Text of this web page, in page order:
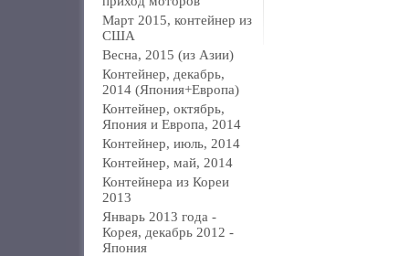
Март 2015, контейнер из
США
Весна, 2015 (из Азии)
Контейнер, декабрь,
2014 (Япония+Европа)
Контейнер, октябрь,
Япония и Европа, 2014
Контейнер, июль, 2014
Контейнер, май, 2014
Контейнера из Кореи
2013
Январь 2013 года -
Корея, декабрь 2012 -
Япония